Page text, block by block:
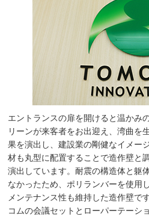
エントランスの扉を開けると温かみ
リーンが来客者をお出迎え、湾曲を
果を演出し、建設業の剛健なイメー
材も丸型に配置することで造作壁と
演出しています。耐震の構造体と躯
なかったため、ポリランバーを使用
メンテナンス性も維持した造作壁で
コムの会議セットとローパーテーシ